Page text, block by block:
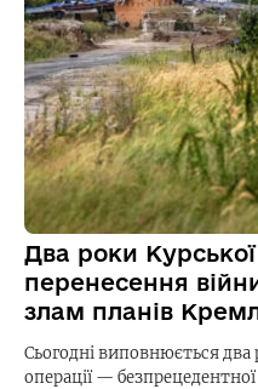
Два роки Курської
перенесення
злам планів
Сьогодні виповнюється два
операції —